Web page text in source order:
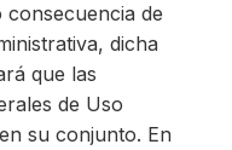
consecuencia de
dicha
que las
de Uso
su conjunto. En